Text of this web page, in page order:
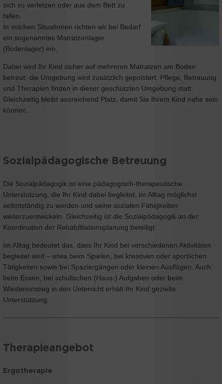
sich zu verletzen oder aus dem Bett zu
fallen.
In solchen Situationen richten wir bei Bedarf
ein sogenanntes Matratzenlager
(Bodenlager) ein.
Dabei wird Ihr Kind sicher auf mehreren Matratzen am Boden
betreut, die Umgebung wird zusätzlich gepolstert. Pflege, Betreuung
und Therapien finden in dieser geschützten Umgebung statt.
Gleichzeitig bleibt ausreichend Platz, damit Sie Ihrem Kind nahe sein
können.
Sozialpädagogische Betreuung
Die Sozialpädagogik ist eine pädagogisch-therapeutische
Unterstützung, die Ihr Kind dabei begleitet, im Alltag möglichst
selbstständig zu werden und seine sozialen Fähigkeiten
weiterzuentwickeln. Gleichzeitig ist die Sozialpädagogik an der
Koordination der Rehabilitationsplanung beteiligt.
Im Alltag bedeutet das, dass Ihr Kind bei verschiedenen Aktivitäten
begleitet wird – etwa beim Spielen, bei kreativen oder sportlichen
Tätigkeiten sowie bei Spaziergängen oder kleinen Ausflügen. Auch
beim Essen, bei schulischen (Haus-) Aufgaben oder beim
Wiedereinstieg in den Unterricht erhält Ihr Kind gezielte
Unterstützung.
Therapieangebot
Ergotherapie